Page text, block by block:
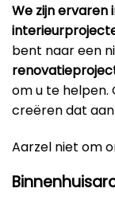
We zijn
bent naar een
om u te helpen.
creëren dat
Aarzel niet om